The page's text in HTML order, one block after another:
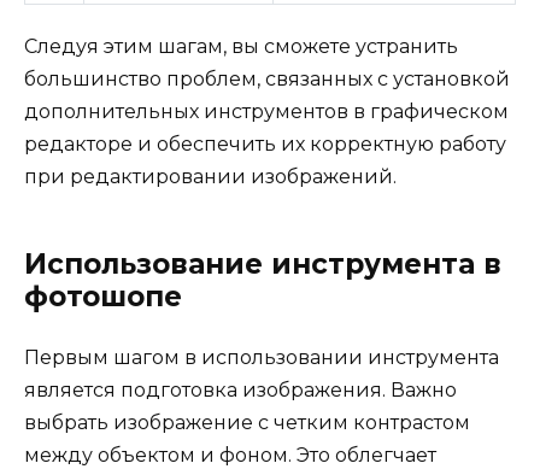
Следуя этим шагам, вы сможете устранить
большинство проблем, связанных с установкой
дополнительных инструментов в графическом
редакторе и обеспечить их корректную работу
при редактировании изображений.
Использование инструмента в
фотошопе
Первым шагом в использовании инструмента
является подготовка изображения. Важно
выбрать изображение с четким контрастом
между объектом и фоном. Это облегчает